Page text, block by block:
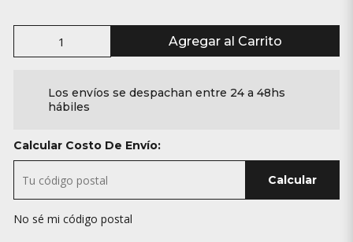
Agregar al Carrito
Los envíos se despachan entre 24 a 48hs
hábiles
Calcular Costo De Envío:
Calcular
No sé mi código postal